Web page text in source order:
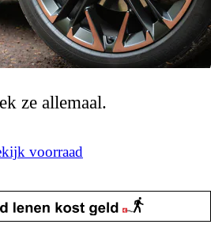
ze allemaal.
voorraad